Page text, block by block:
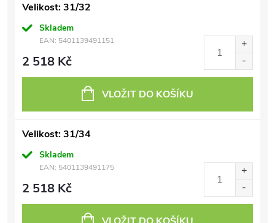
Velikost: 31/32
Skladem
EAN: 5401139491151
2 518 Kč
VLOŽIT DO KOŠÍKU
Velikost: 31/34
Skladem
EAN: 5401139491175
2 518 Kč